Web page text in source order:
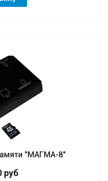
"МАГМА-8"
руб